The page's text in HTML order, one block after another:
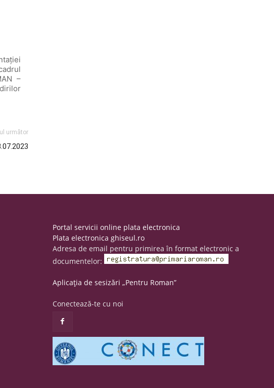
–
următor
Portal servicii online plata electronica
Plata electronica ghiseul.ro
Adresa de email pentru primirea în format electronic a
documentelor:
Aplicația de sesizări „Pentru Roman”
Conectează-te cu noi